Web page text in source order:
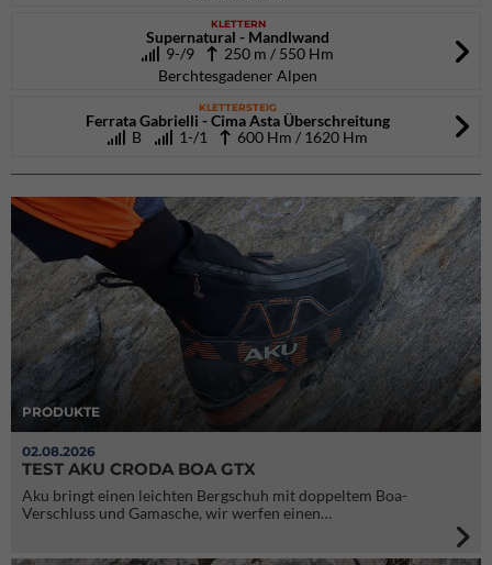
KLETTERN
Supernatural - Mandlwand
9-/9
250 m / 550 Hm
Berchtesgadener Alpen
KLETTERSTEIG
Ferrata Gabrielli - Cima Asta Überschreitung
B
1-/1 600 Hm / 1620 Hm
PRODUKTE
02.08.2026
TEST AKU CRODA BOA GTX
Aku bringt einen leichten Bergschuh mit doppeltem Boa-
Verschluss und Gamasche, wir werfen einen…